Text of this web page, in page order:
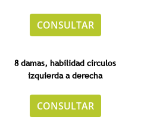
CONSULTAR
8 damas, habilidad circulos
izquierda a derecha
CONSULTAR